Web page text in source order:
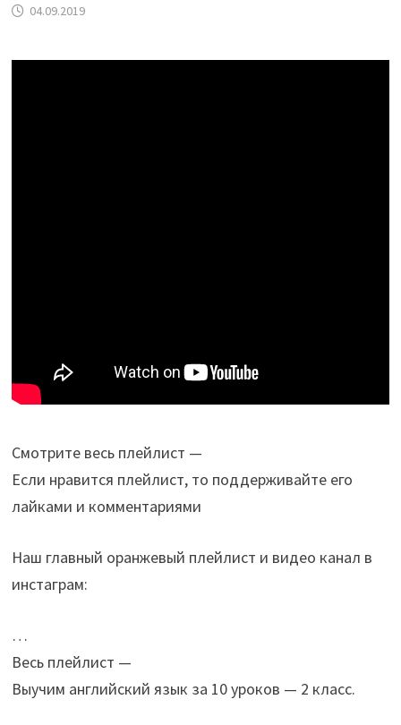
04.09.2019
Смотрите весь плейлист —
Если нравится плейлист, то поддерживайте его
лайками и комментариями
Наш главный оранжевый плейлист и видео канал в
инстаграм:
…
Весь плейлист —
Выучим английский язык за 10 уроков — 2 класс.